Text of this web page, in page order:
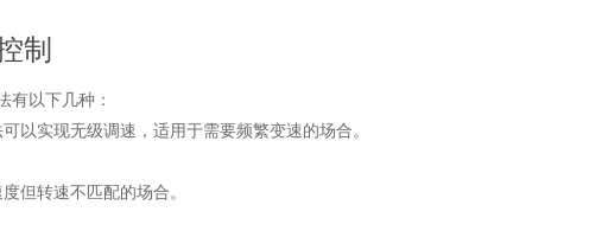
制
以下几种：
实现无级调速，适用于需要频繁变速的场合。
但转速不匹配的场合。